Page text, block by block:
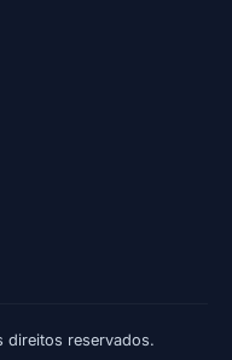
direitos reservados.